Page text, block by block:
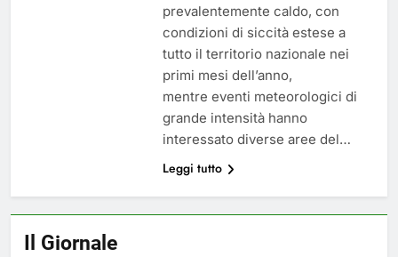
prevalentemente caldo, con
condizioni di siccità estese a
tutto il territorio nazionale nei
primi mesi dell’anno,
mentre eventi meteorologici di
grande intensità hanno
interessato diverse aree del…
Leggi tutto
Il Giornale